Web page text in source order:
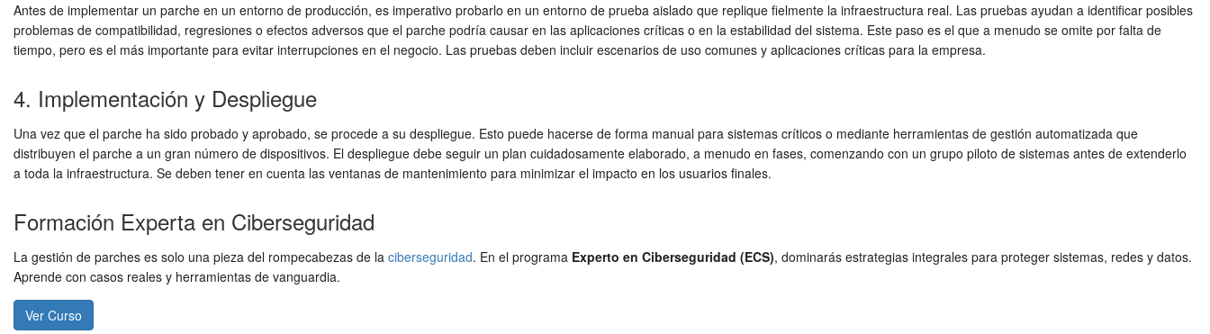
Antes de implementar un parche en un entorno de producción, es imperativo probarlo en un entorno de prueba aislado que replique fielmente la infraestructura real. Las pruebas ayudan a identificar posibles
problemas de compatibilidad, regresiones o efectos adversos que el parche podría causar en las aplicaciones críticas o en la estabilidad del sistema. Este paso es el que a menudo se omite por falta de
tiempo, pero es el más importante para evitar interrupciones en el negocio. Las pruebas deben incluir escenarios de uso comunes y aplicaciones críticas para la empresa.
4. Implementación y Despliegue
Una vez que el parche ha sido probado y aprobado, se procede a su despliegue. Esto puede hacerse de forma manual para sistemas críticos o mediante herramientas de gestión automatizada que
distribuyen el parche a un gran número de dispositivos. El despliegue debe seguir un plan cuidadosamente elaborado, a menudo en fases, comenzando con un grupo piloto de sistemas antes de extenderlo
a toda la infraestructura. Se deben tener en cuenta las ventanas de mantenimiento para minimizar el impacto en los usuarios finales.
Formación Experta en Ciberseguridad
La gestión de parches es solo una pieza del rompecabezas de la ciberseguridad. En el programa Experto en Ciberseguridad (ECS), dominarás estrategias integrales para proteger sistemas, redes y datos.
Aprende con casos reales y herramientas de vanguardia.
Ver Curso